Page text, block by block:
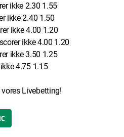
Fredrik Berglund scorer - scorer ikke 2.30 1.55
Marcus Allbäck scorer - scorer ikke 2.40 1.50
Jesper Grønkjær scorer - scorer ikke 4.00 1.20
Michael Silberbauer scorer - scorer ikke 4.00 1.20
Kim Christensen scorer - scorer ikke 3.50 1.25
Tobias Grahn scorer - scorer ikke 4.75 1.15
Livebetting!